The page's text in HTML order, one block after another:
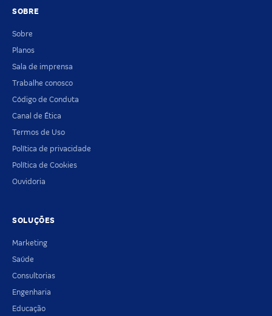
SOBRE
Sobre
Planos
Sala de imprensa
Trabalhe conosco
Código de Conduta
Canal de Ética
Termos de Uso
Política de privacidade
Política de Cookies
Ouvidoria
SOLUÇÕES
Marketing
Saúde
Consultorias
Engenharia
Educação